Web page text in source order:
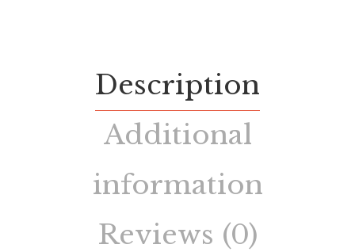
Description
Additional
information
Reviews (0)